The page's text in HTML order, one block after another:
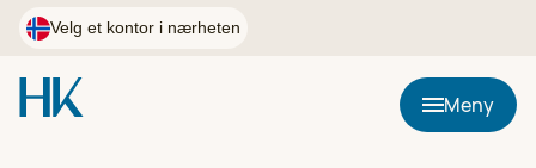
Hopp
Velg et kontor i nærheten
Postnummer Meny